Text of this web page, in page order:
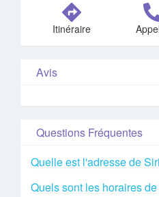
Itinéraire
Avis
Questions Fréquentes
Quelle est l'adresse de
Quels sont les horaires